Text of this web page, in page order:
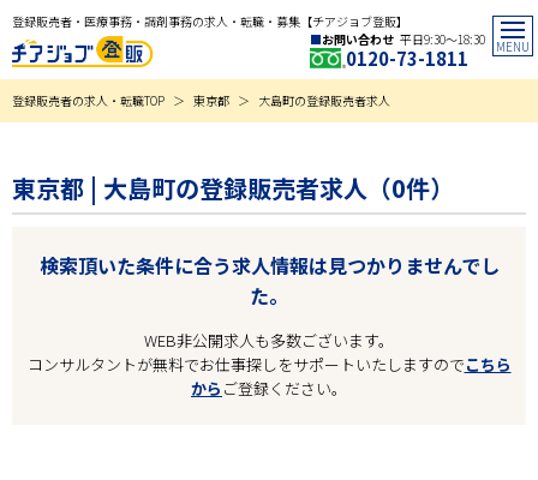
登録販売者・医療事務・調剤事務の求人・転職・募集【チアジョブ登販】
お問い合わせ 平日9:30〜18:30
0120-73-1811
登録販売者の求人・転職TOP 東京都 大島町の登録販売者求人
東京都 | 大島町の登録販売者求人（0件）
検索頂いた条件に合う求人情報は見つかりませんでし
た。
WEB非公開求人も多数ございます。
コンサルタントが無料でお仕事探しをサポートいたしますのでこちら
から ご登録ください。